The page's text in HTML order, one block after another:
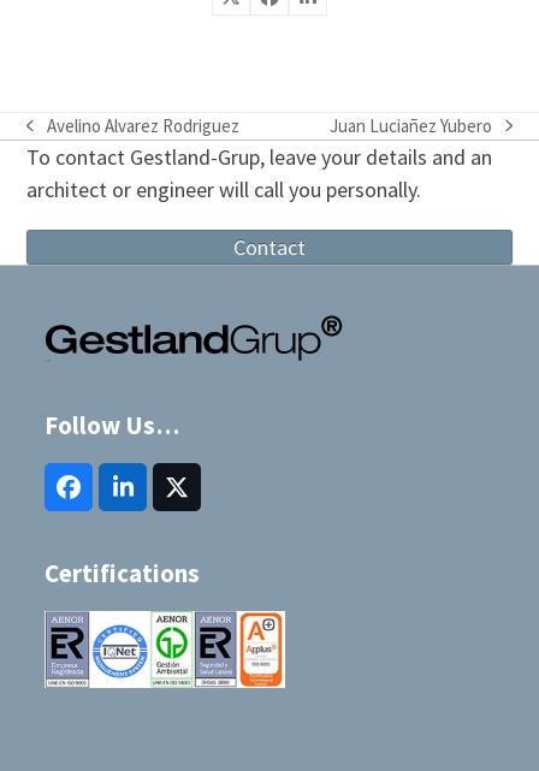
previous
post:
Avelino Alvarez Rodriguez
next
post:
Juan Luciañez Yubero
To contact Gestland-Grup, leave your details and an
architect or engineer will call you personally.
Contact
Follow Us…
FacebookLinkedInTwitter
(deprecated)
Certifications